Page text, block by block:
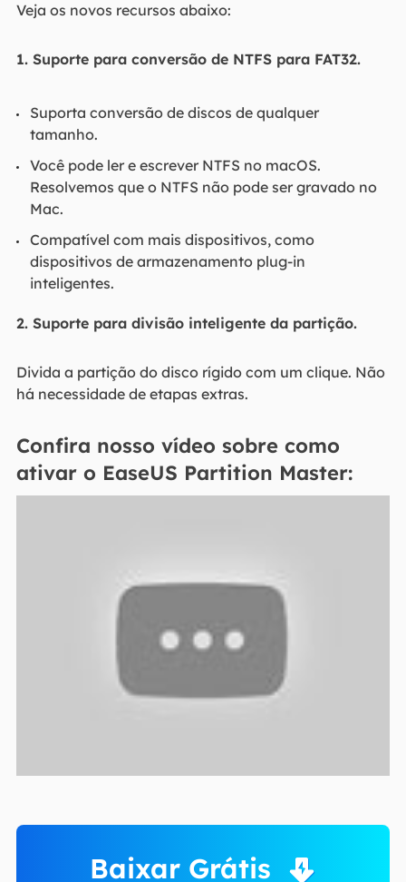
Veja os novos recursos abaixo:
1. Suporte para conversão de NTFS para FAT32.
Suporta conversão de discos de qualquer
tamanho.
Você pode ler e escrever NTFS no macOS.
Resolvemos que o NTFS não pode ser gravado no
Mac.
Compatível com mais dispositivos, como
dispositivos de armazenamento plug-in
inteligentes.
2. Suporte para divisão inteligente da partição.
Divida a partição do disco rígido com um clique. Não
há necessidade de etapas extras.
Confira nosso vídeo sobre como
ativar o EaseUS Partition Master:
Baixar Grátis